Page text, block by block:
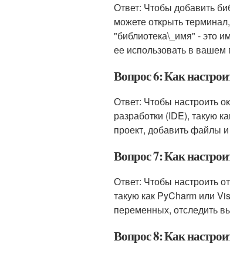
Ответ: Чтобы добавить
можете открыть
"библиотека\_имя" - это
ее использовать в вашем
Вопрос 6: Как
Ответ: Чтобы настроить
разработки (IDE), такую
проект, добавить файлы
Вопрос 7: Как
Ответ: Чтобы настроить
такую как PyCharm или
переменных, отследить
Вопрос 8: Как